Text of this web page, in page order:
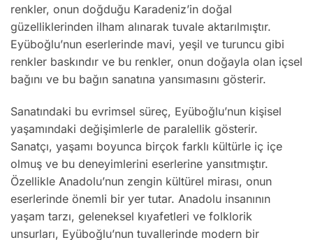
renkler, onun doğduğu Karadeniz’in doğal
güzelliklerinden ilham alınarak tuvale aktarılmıştır.
Eyüboğlu’nun eserlerinde mavi, yeşil ve turuncu gibi
renkler baskındır ve bu renkler, onun doğayla olan içsel
bağını ve bu bağın sanatına yansımasını gösterir.
Sanatındaki bu evrimsel süreç, Eyüboğlu’nun kişisel
yaşamındaki değişimlerle de paralellik gösterir.
Sanatçı, yaşamı boyunca birçok farklı kültürle iç içe
olmuş ve bu deneyimlerini eserlerine yansıtmıştır.
Özellikle Anadolu’nun zengin kültürel mirası, onun
eserlerinde önemli bir yer tutar. Anadolu insanının
yaşam tarzı, geleneksel kıyafetleri ve folklorik
unsurları, Eyüboğlu’nun tuvallerinde modern bir